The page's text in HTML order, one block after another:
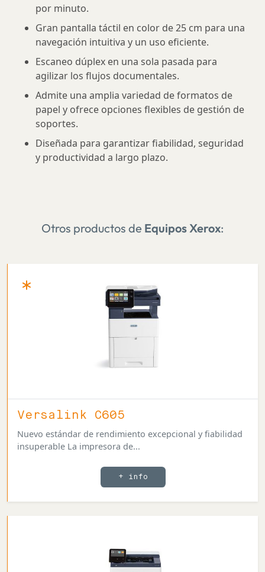
por minuto.
Gran pantalla táctil en color de 25 cm para una
navegación intuitiva y un uso eficiente.
Escaneo dúplex en una sola pasada para
agilizar los flujos documentales.
Admite una amplia variedad de formatos de
papel y ofrece opciones flexibles de gestión de
soportes.
Diseñada para garantizar fiabilidad, seguridad
y productividad a largo plazo.
Otros productos de Equipos Xerox:
Versalink C605
Nuevo estándar de rendimiento excepcional y fiabilidad
insuperable La impresora de...
+ info